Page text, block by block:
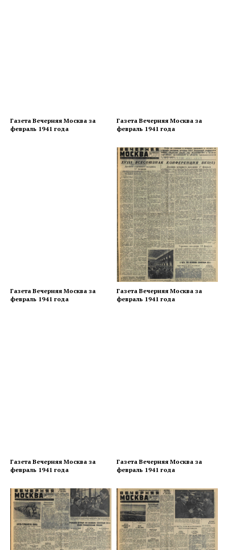
Газета Вечерняя Москва за
февраль 1941 года
Газета Вечерняя Москва за
февраль 1941 года
Газета Вечерняя Москва за
февраль 1941 года
Газета Вечерняя Москва за
февраль 1941 года
Газета Вечерняя Москва за
февраль 1941 года
Газета Вечерняя Москва за
февраль 1941 года